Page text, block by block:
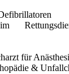
für
&